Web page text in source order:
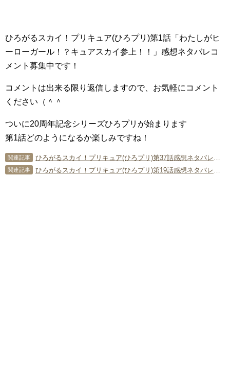
ひろがるスカイ！プリキュア(ひろプリ)第1話「わたしがヒ
ーローガール！？キュアスカイ参上！！」感想ネタバレコ
メント募集中です！
コメントは出来る限り返信しますので、お気軽にコメント
ください（＾＾
ついに20周年記念シリーズひろプリが始まります
第1話どのようになるか楽しみですね！
関連記事 ひろがるスカイ！プリキュア(ひろプリ)第37話感想ネタバレコメント募集中！
関連記事 ひろがるスカイ！プリキュア(ひろプリ)第19話感想ネタバレコメント募集中！